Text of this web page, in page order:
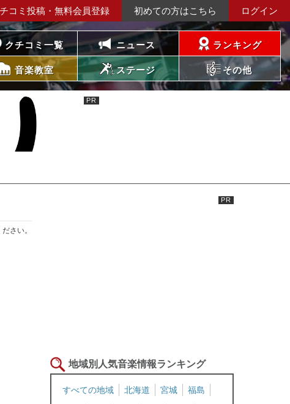
コミ投稿・無料会員登録 初めての方はこちら ログイン
クチコミ一覧 ニュース ランキング
音楽教室 ステージ その他
さい。
地域別人気音楽情報ランキング
すべての地域 北海道 宮城 福島